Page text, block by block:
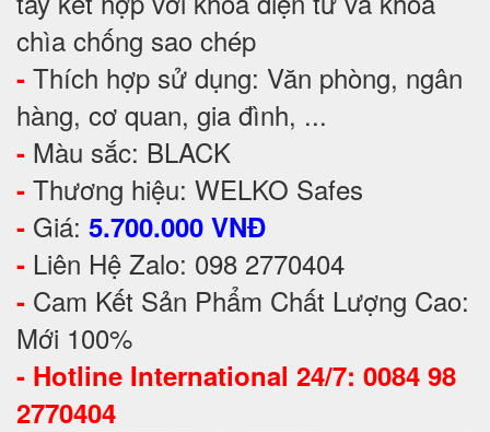
chìa chống sao chép
- Thích hợp sử dụng: Văn phòng, ngân
hàng, cơ quan, gia đình, ...
- Màu sắc: BLACK
- Thương hiệu: WELKO Safes
- Giá: 5.700.000 VNĐ
- Liên Hệ Zalo: 098 2770404
- Cam Kết Sản Phẩm Chất Lượng Cao:
Mới 100%
- Hotline International 24/7: 0084 98
2770404